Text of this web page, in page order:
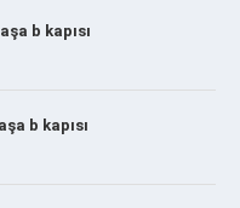
b kapısı
b kapısı